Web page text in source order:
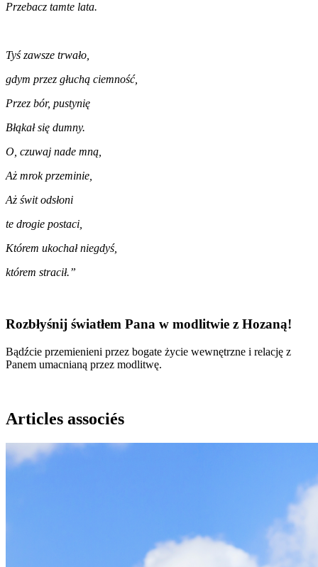
Przebacz tamte lata.
Tyś zawsze trwało,
gdym przez głuchą ciemność,
Przez bór, pustynię
Błąkał się dumny.
O, czuwaj nade mną,
Aż mrok przeminie,
Aż świt odsłoni
te drogie postaci,
Którem ukochał niegdyś,
którem stracił.”
Rozbłyśnij światłem Pana w modlitwie z Hozaną!
Bądźcie przemienieni przez bogate życie wewnętrzne i relację z
Panem umacnianą przez modlitwę.
Articles associés